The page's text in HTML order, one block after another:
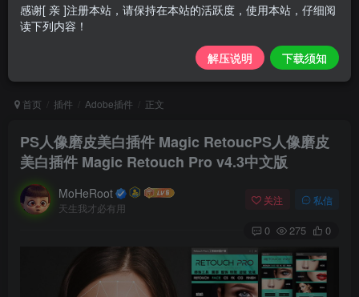
首页 插件 Adobe插件 正文
PS人像磨皮美白插件 Magic RetoucPS人像磨皮
美白插件 Magic Retouch Pro v4.3中文版
MoHeRoot
天生我才必有用
关注 私信
0 275 0
感谢[ 亲 ]注册本站，请保持在本站的活跃度，使用本站，仔细阅
读下列内容！
解压说明 下载须知